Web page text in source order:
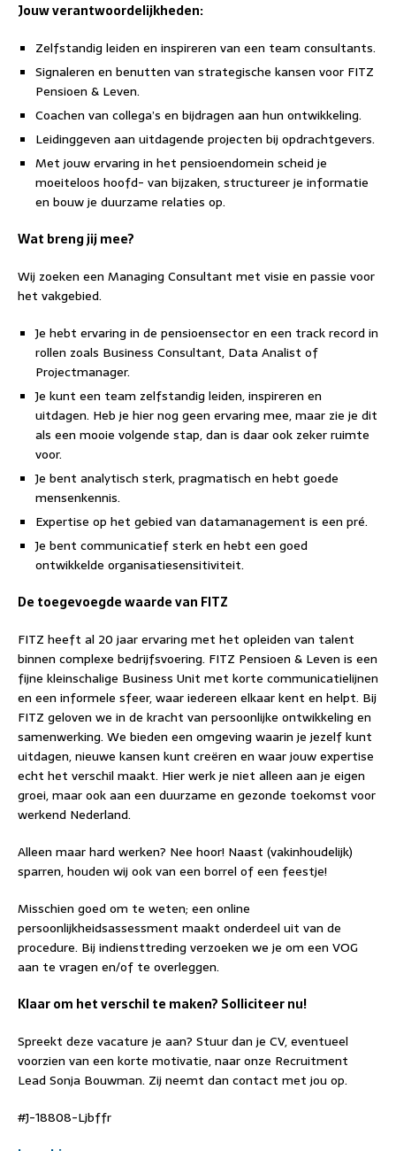
Jouw verantwoordelijkheden:
Zelfstandig leiden en inspireren van een team consultants.
Signaleren en benutten van strategische kansen voor FITZ
Pensioen & Leven.
Coachen van collega’s en bijdragen aan hun ontwikkeling.
Leidinggeven aan uitdagende projecten bij opdrachtgevers.
Met jouw ervaring in het pensioendomein scheid je
moeiteloos hoofd- van bijzaken, structureer je informatie
en bouw je duurzame relaties op.
Wat breng jij mee?
Wij zoeken een Managing Consultant met visie en passie voor
het vakgebied.
Je hebt ervaring in de pensioensector en een track record in
rollen zoals Business Consultant, Data Analist of
Projectmanager.
Je kunt een team zelfstandig leiden, inspireren en
uitdagen. Heb je hier nog geen ervaring mee, maar zie je dit
als een mooie volgende stap, dan is daar ook zeker ruimte
voor.
Je bent analytisch sterk, pragmatisch en hebt goede
mensenkennis.
Expertise op het gebied van datamanagement is een pré.
Je bent communicatief sterk en hebt een goed
ontwikkelde organisatiesensitiviteit.
De toegevoegde waarde van FITZ
FITZ heeft al 20 jaar ervaring met het opleiden van talent
binnen complexe bedrijfsvoering. FITZ Pensioen & Leven is een
fijne kleinschalige Business Unit met korte communicatielijnen
en een informele sfeer, waar iedereen elkaar kent en helpt. Bij
FITZ geloven we in de kracht van persoonlijke ontwikkeling en
samenwerking. We bieden een omgeving waarin je jezelf kunt
uitdagen, nieuwe kansen kunt creëren en waar jouw expertise
echt het verschil maakt. Hier werk je niet alleen aan je eigen
groei, maar ook aan een duurzame en gezonde toekomst voor
werkend Nederland.
Alleen maar hard werken? Nee hoor! Naast (vakinhoudelijk)
sparren, houden wij ook van een borrel of een feestje!
Misschien goed om te weten; een online
persoonlijkheidsassessment maakt onderdeel uit van de
procedure. Bij indiensttreding verzoeken we je om een VOG
aan te vragen en/of te overleggen.
Klaar om het verschil te maken? Solliciteer nu!
Spreekt deze vacature je aan? Stuur dan je CV, eventueel
voorzien van een korte motivatie, naar onze Recruitment
Lead Sonja Bouwman. Zij neemt dan contact met jou op.
#J-18808-Ljbffr